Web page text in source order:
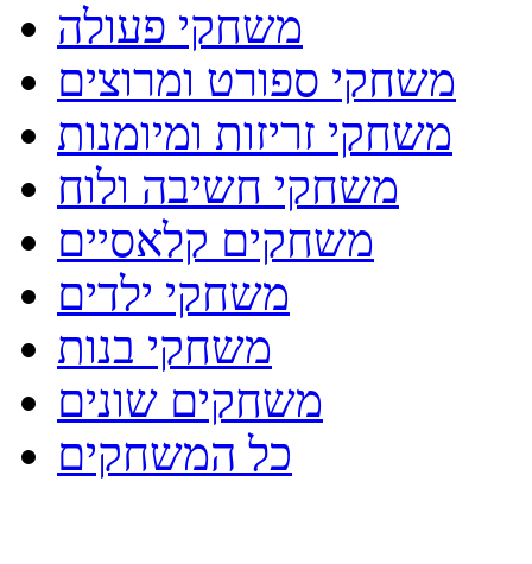
משחקי פעולה
משחקי ספורט ומרוצים
משחקי זריזות ומיומנות
משחקי חשיבה ולוח
משחקים קלאסיים
משחקי ילדים
משחקי בנות
משחקים שונים
כל המשחקים